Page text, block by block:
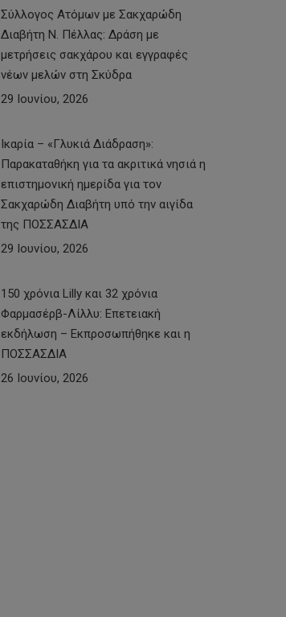
Σύλλογος Ατόμων με Σακχαρώδη
Διαβήτη Ν. Πέλλας: Δράση με
μετρήσεις σακχάρου και εγγραφές
νέων μελών στη Σκύδρα
29 Ιουνίου, 2026
Ικαρία – «Γλυκιά Διάδραση»:
Παρακαταθήκη για τα ακριτικά νησιά η
επιστημονική ημερίδα για τον
Σακχαρώδη Διαβήτη υπό την αιγίδα
της ΠΟΣΣΑΣΔΙΑ
29 Ιουνίου, 2026
150 χρόνια Lilly και 32 χρόνια
Φαρμασέρβ-Λίλλυ: Eπετειακή
εκδήλωση – Εκπροσωπήθηκε και η
ΠΟΣΣΑΣΔΙΑ
26 Ιουνίου, 2026